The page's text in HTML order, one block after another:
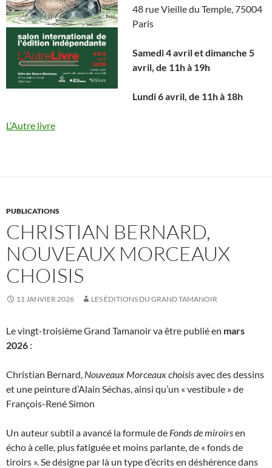
48 rue Vieille du Temple, 75004
Paris
Samedi 4 avril et dimanche 5
avril, de 11h à 19h
Lundi 6 avril, de 11h à 18h
L’Autre livre
PUBLICATIONS
CHRISTIAN BERNARD,
NOUVEAUX MORCEAUX
CHOISIS
11 JANVIER 2026 LES ÉDITIONS DU GRAND TAMANOIR
Le vingt-troisième Grand Tamanoir va être publié en mars
2026 :
Christian Bernard, Nouveaux Morceaux choisisavec des dessins
et une peinture d’Alain Séchas, ainsi qu’un « vestibule » de
François-René Simon
Un auteur subtil a avancé la formule de Fonds de miroirsen
écho à celle, plus fatiguée et moins parlante, de « fonds de
tiroirs ». Se désigne par là un type d’écrits en déshérence dans